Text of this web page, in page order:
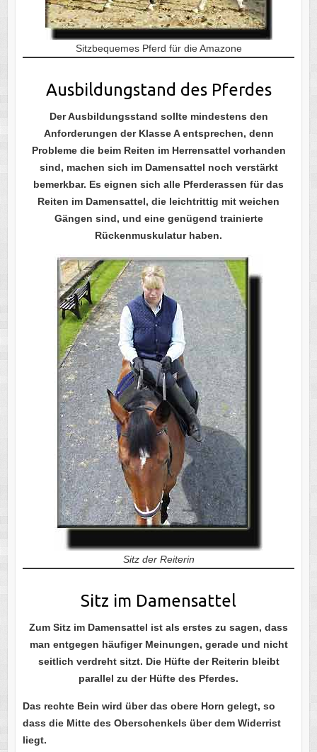
Sitzbequemes Pferd für die Amazone
Ausbildungstand des Pferdes
Der Ausbildungsstand sollte mindestens den
Anforderungen der Klasse A entsprechen, denn
Probleme die beim Reiten im Herrensattel vorhanden
sind, machen sich im Damensattel noch verstärkt
bemerkbar. Es eignen sich alle Pferderassen für das
Reiten im Damensattel, die leichtrittig mit weichen
Gängen sind, und eine genügend trainierte
Rückenmuskulatur haben.
Sitz der Reiterin
Sitz im Damensattel
Zum Sitz im Damensattel ist als erstes zu sagen, dass
man entgegen häufiger Meinungen, gerade und nicht
seitlich verdreht sitzt. Die Hüfte der Reiterin bleibt
parallel zu der Hüfte des Pferdes.
Das rechte Bein wird über das obere Horn gelegt, so
dass die Mitte des Oberschenkels über dem Widerrist
liegt.